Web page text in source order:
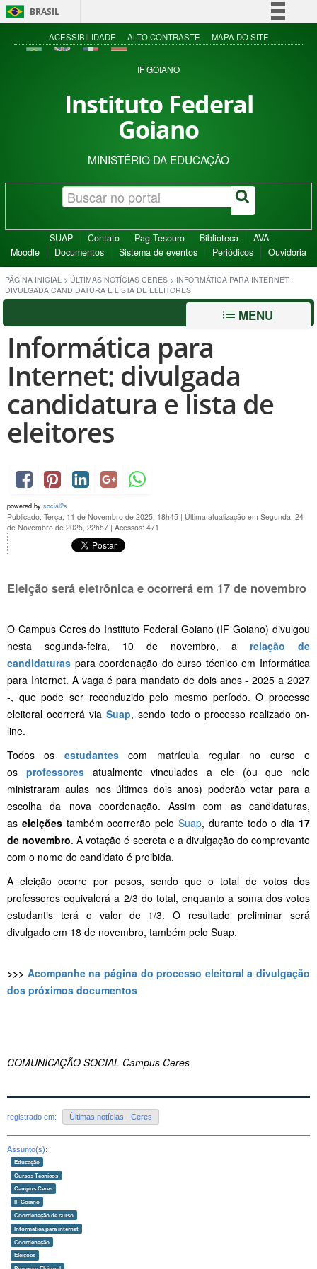
BRASIL
Simplifique!
Acesso à informação
ACESSIBILIDADE ALTO CONTRASTE MAPA DO SITE
IF GOIANO
Instituto Federal
Goiano
MINISTÉRIO DA EDUCAÇÃO
SUAP Contato Pag Tesouro Biblioteca
AVA -
Moodle
Documentos Sistema de eventos Periódicos Ouvidoria
PÁGINA INICIAL > ÚLTIMAS NOTÍCIAS CERES > INFORMÁTICA PARA INTERNET:
DIVULGADA CANDIDATURA E LISTA DE ELEITORES
MENU
Informática para
Internet: divulgada
candidatura e lista de
eleitores
powered by social2s
Publicado: Terça, 11 de Novembro de 2025, 18h45 | Última atualização em Segunda, 24
de Novembro de 2025, 22h57 | Acessos: 471
Eleição será eletrônica e ocorrerá em 17 de novembro
O Campus Ceres do Instituto Federal Goiano (IF Goiano) divulgou
nesta segunda-feira, 10 de novembro, a relação de
candidaturas para coordenação do curso técnico em Informática
para Internet. A vaga é para mandato de dois anos - 2025 a 2027
-, que pode ser reconduzido pelo mesmo período. O processo
eleitoral ocorrerá viaSuap, sendo todo o processo realizado on-
line.
Todos os estudantescom matrícula regular no curso e
os professoresatualmente vinculados a ele (ou que nele
ministraram aulas nos últimos dois anos) poderão votar para a
escolha da nova coordenação. Assim com as candidaturas,
as eleiçõestambém ocorrerão peloSuap, durante todo o dia 17
de novembro. A votação é secreta e a divulgação do comprovante
com o nome do candidato é proibida.
A eleição ocorre por pesos, sendo que o total de votos dos
professores equivalerá a 2/3 do total, enquanto a soma dos votos
estudantis terá o valor de 1/3. O resultado preliminar será
divulgado em 18 de novembro, também pelo Suap.
>>> Acompanhe na página do processo eleitoral a divulgação
dos próximos documentos
COMUNICAÇÃO SOCIAL Campus Ceres
registrado em: Últimas notícias - Ceres
Assunto(s):
Educação
Cursos Técnicos
Campus Ceres
IF Goiano
Coordenação de curso
Informática para internet
Coordenação
Eleições